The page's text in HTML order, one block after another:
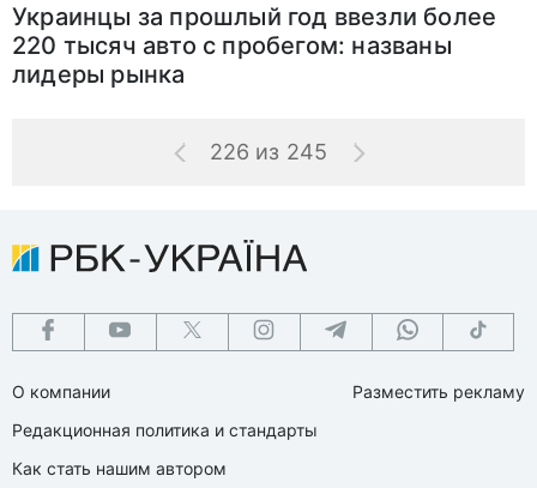
Украинцы за прошлый год ввезли более
220 тысяч авто с пробегом: названы
лидеры рынка
226 из 245
О компании
Редакционная политика и стандарты
Как стать нашим автором
Разместить рекламу